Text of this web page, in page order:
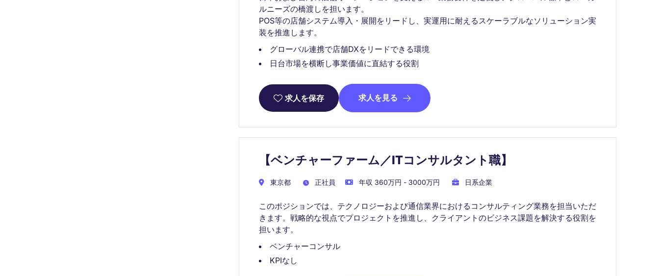
ルニーズの橋渡しを担います。
POS等の店舗システム導入・展開をリードし、実運用に耐えるスケーラブルなソリューション実
装を推進します。
グローバル連携で店舗DXをリードできる環境
日台市場を横断し事業価値に直結する役割
求人を保存 求人を見る
【ベンチャーファーム／ITコンサルタント職】
東京都 正社員 年収 360万円 - 3000万円 日系企業
このポジションでは、テクノロジーおよび通信業界におけるコンサルティング業務を担当いただ
きます。戦略的な視点でプロジェクトを推進し、クライアントのビジネス課題を解決する役割を
担います。
ベンチャーコンサル
KPIなし